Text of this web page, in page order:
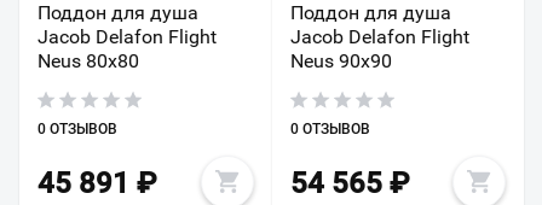
Поддон для душа
Jacob Delafon Flight
Neus 80х80
0 ОТЗЫВОВ
45 891 ₽
Поддон для душа
Jacob Delafon Flight
Neus 90х90
0 ОТЗЫВОВ
54 565₽